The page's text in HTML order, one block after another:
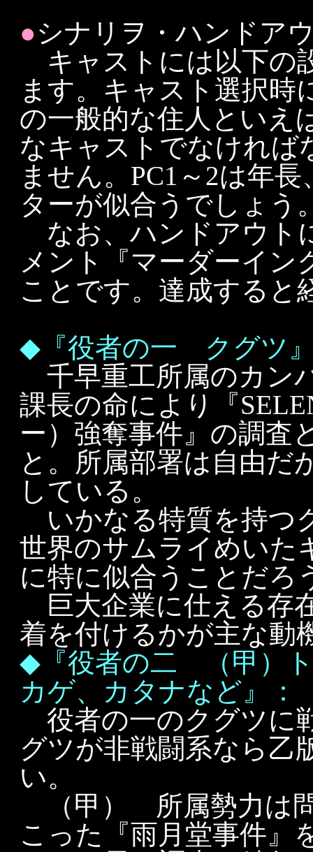
●シナリヲ・ハンドア
キャストには以下の
ます。キャスト選択
の一般的な住人といえ
なキャストでなければ
ません。PC1～2は年
ターが似合うでしょう
なお、ハンドアウト
メント『マーダーイン
ことです。達成すると
◆『役者の一 クグツ
千早重工所属のカン
課長の命により『
ー）強奪事件』の調査
と。所属部署は自由だ
している。
いかなる特質を持つ
世界のサムライめいた
に特に似合うことだろ
巨大企業に仕える存
着を付けるかが主な動
◆『役者の二 （甲）
カゲ、カタナなど』：
役者の一のクグツに
グツが非戦闘系なら乙
い。
（甲） 所属勢力は
こった『雨月堂事件』